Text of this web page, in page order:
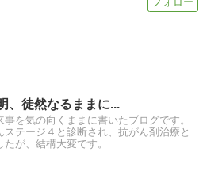
、徒然なるままに...
事を気の向くままに書いたブログです。
ステージ４と診断され、抗がん剤治療と
が、結構大変です。